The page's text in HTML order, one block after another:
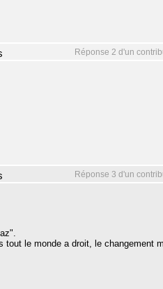
Réponse 2 d'un
Réponse 3 d'un
le monde a droit, le changement